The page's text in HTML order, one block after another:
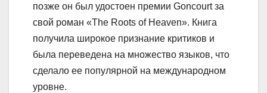
позже он был удостоен премии Goncourt за
свой роман «The Roots of Heaven». Книга
получила широкое признание критиков и
была переведена на множество языков, что
сделало ее популярной на международном
уровне.